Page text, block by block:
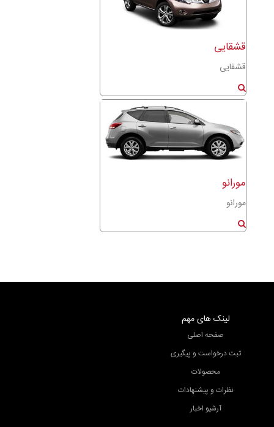
قشقایی
قشقایی
مورانو
مورانو
لینک های مهم
صفحه اصلی
ثبت درخواست و پیگیری
محصولات
نظرات و پیشنهادات
آرشیو اخبار